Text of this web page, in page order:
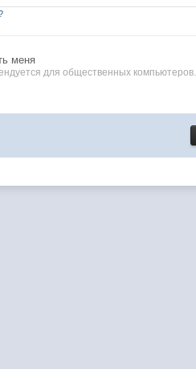
меня
для общественных компьютеров.